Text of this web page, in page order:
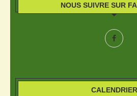
NOUS SUIVRE SUR
CALENDRIER